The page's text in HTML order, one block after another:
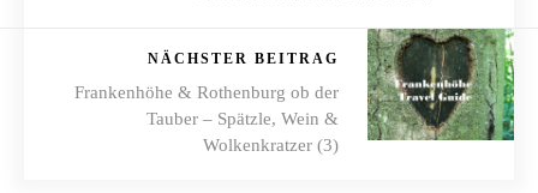
NÄCHSTER BEITRAG
Frankenhöhe & Rothenburg ob der
Tauber – Spätzle, Wein &
Wolkenkratzer (3)